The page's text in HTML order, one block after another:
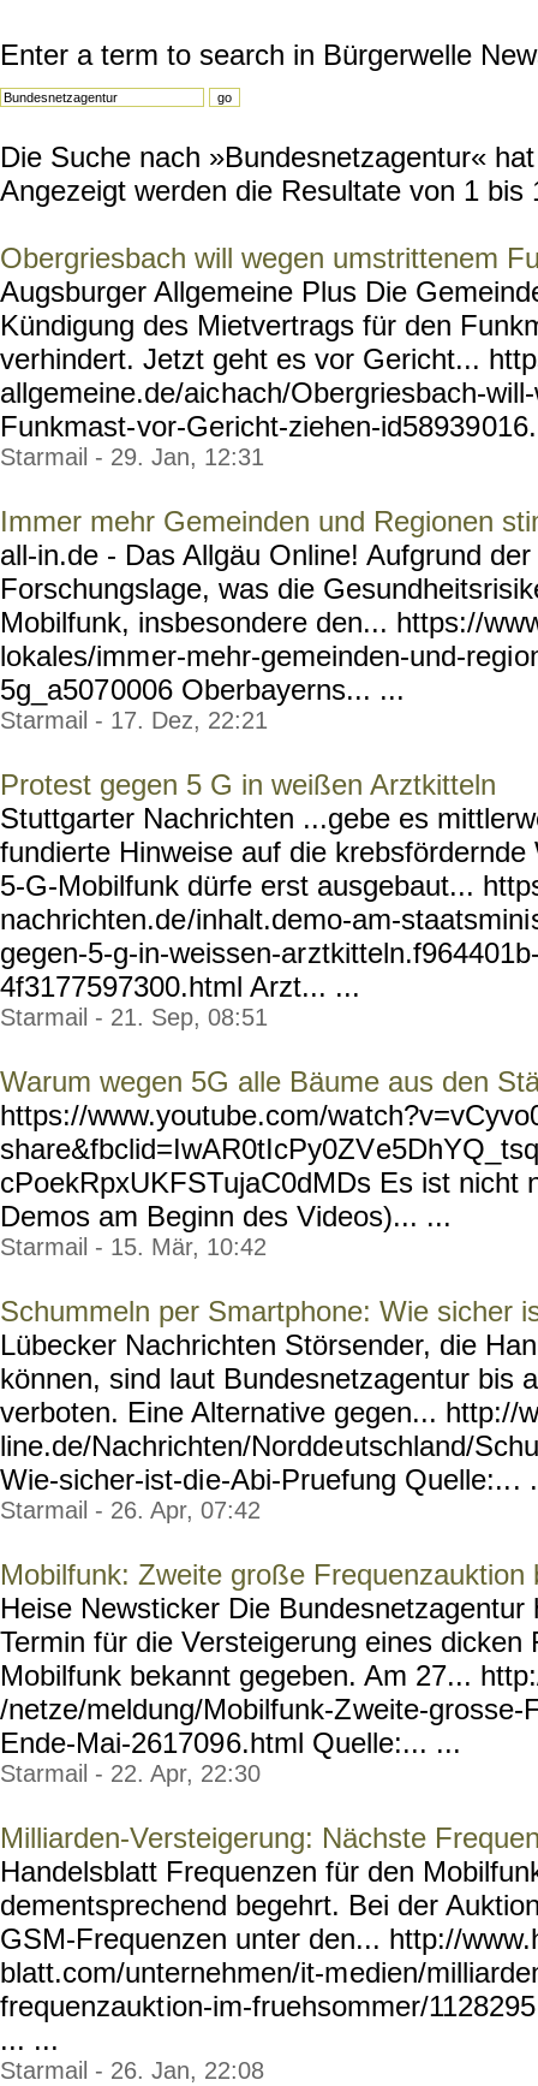
Enter a term to search in Bürgerwelle
Die Suche nach »Bundesnetzagentur«
Angezeigt werden die Resultate von 1 bis
Obergriesbach will wegen umstrittenem
Augsburger Allgemeine Plus Die
Kündigung des Mietvertrags für den
verhindert. Jetzt geht es vor Gericht...
allgemeine.de/aichach/Obergriesbach-
Funkmast-vor-Gericht-ziehen-id58939
Starmail - 29. Jan, 12:31
Immer mehr Gemeinden und Regionen
all-in.de - Das Allgäu Online! Aufgrund
Forschungslage, was die
Mobilfunk, insbesondere den... https://
lokales/immer-mehr-gemeinden-und-regi
5g_a5070006 Oberbayerns... ...
Starmail - 17. Dez, 22:21
Protest gegen 5 G in weißen Arztkitteln
Stuttgarter Nachrichten ...gebe es
fundierte Hinweise auf die
5-G-Mobilfunk dürfe erst ausgebaut...
nachrichten.de/inhalt.demo-am-staatsmini
gegen-5-g-in-weissen-ar
4f3177597300.html Arzt... ...
Starmail - 21. Sep, 08:51
Warum wegen 5G alle Bäume aus den
https://www.youtube.com/wa
share&fbclid=IwAR0tIcPy0ZV
cPoekRpxUKFSTujaC0dMDs Es ist nicht
Demos am Beginn des Videos)... ...
Starmail - 15. Mär, 10:42
Schummeln per Smartphone: Wie sicher
Lübecker Nachrichten Störsender, die
können, sind laut Bundesnetzagentur bis
verboten. Eine Alternative gegen... http://
line.de/Nachrichten/Norddeutschland/
Wie-sicher-ist-die-Abi-Pruefung Quelle:...
Starmail - 26. Apr, 07:42
Mobilfunk: Zweite große Frequenzauktion
Heise Newsticker Die
Termin für die Versteigerung eines dicken
Mobilfunk bekannt gegeben. Am 27...
/netze/meldung/Mobilfunk-Zweite-grosse-
Ende-Mai-2617096.html Quelle:... ...
Starmail - 22. Apr, 22:30
Milliarden-Versteigerung: Nächste
Handelsblatt Frequenzen für den
dementsprechend begehrt. Bei der
GSM-Frequenzen unter den... http://
blatt.com/unternehmen/it-medien/
frequenzauktion-im-fruehsommer/1128295
... ...
Starmail - 26. Jan, 22:08